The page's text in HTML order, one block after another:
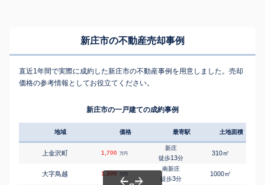
新庄市の不動産売却事例
直近1年間で実際に成約した新庄市の不動産事例を用意しました。売却
価格の参考情報としてお役立てください。
新庄市の一戸建ての成約事例
地域 価格 最寄駅 土地面積
上金沢町 1,700 万円
新庄
徒歩13分
310㎡
大字鳥越 1,300 万円
南新庄
徒歩3分
1000㎡